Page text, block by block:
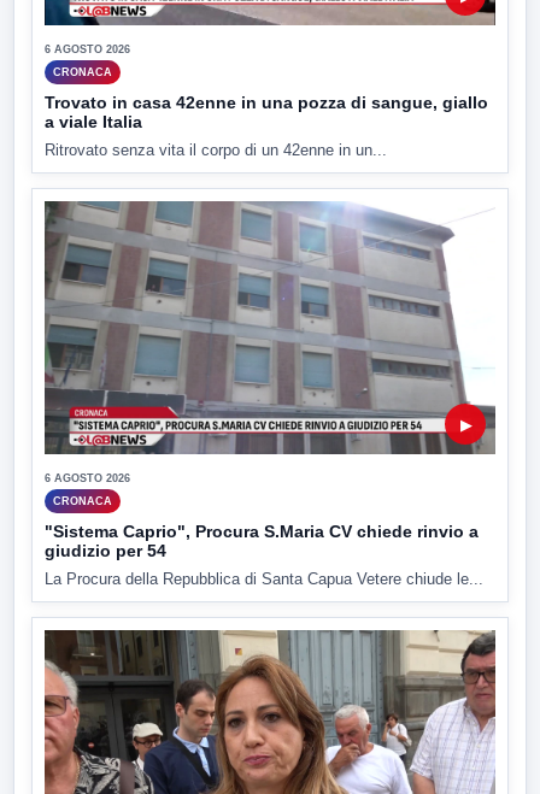
6 AGOSTO 2026
CRONACA
Trovato in casa 42enne in una pozza di sangue, giallo
a viale Italia
Ritrovato senza vita il corpo di un 42enne in un...
▶
6 AGOSTO 2026
CRONACA
"Sistema Caprio", Procura S.Maria CV chiede rinvio a
giudizio per 54
La Procura della Repubblica di Santa Capua Vetere chiude le...